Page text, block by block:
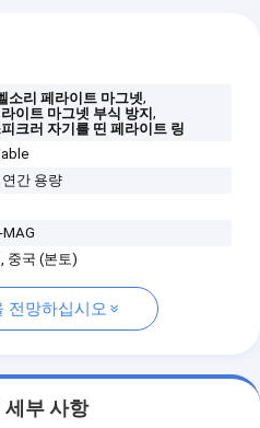
소리 페라이트 마그넷,
이트 마그넷 부식 방지,
크러 자기를 띤 페라이트 링
간 용량
MAG
중국 (본토)
전망하십시오
세부 사항